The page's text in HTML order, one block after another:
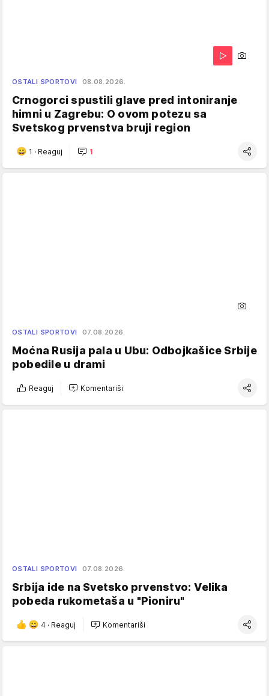
OSTALI SPORTOVI 08.08.2026.
Crnogorci spustili glave pred intoniranje
himni u Zagrebu: O ovom potezu sa
Svetskog prvenstva bruji region
1 · Reaguj 1
OSTALI SPORTOVI 07.08.2026.
Moćna Rusija pala u Ubu: Odbojkašice Srbije
pobedile u drami
Reaguj Komentariši
OSTALI SPORTOVI 07.08.2026.
Srbija ide na Svetsko prvenstvo: Velika
pobeda rukometaša u "Pioniru"
4 · Reaguj Komentariši